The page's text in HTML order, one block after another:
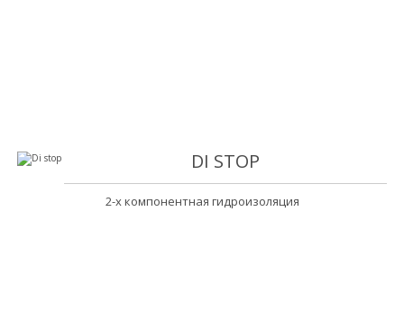
DI STOP
2-х компонентная гидроизоляция